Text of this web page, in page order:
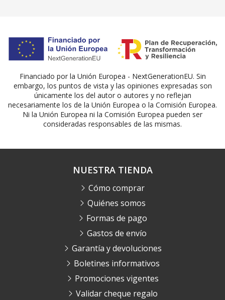
Financiado por la Unión Europea - NextGenerationEU. Sin
embargo, los puntos de vista y las opiniones expresadas son
únicamente los del autor o autores y no reflejan
necesariamente los de la Unión Europea o la Comisión Europea.
Ni la Unión Europea ni la Comisión Europea pueden ser
consideradas responsables de las mismas.
NUESTRA TIENDA
Cómo comprar
Quiénes somos
Formas de pago
Gastos de envío
Garantía y devoluciones
Boletines informativos
Promociones vigentes
Validar cheque regalo